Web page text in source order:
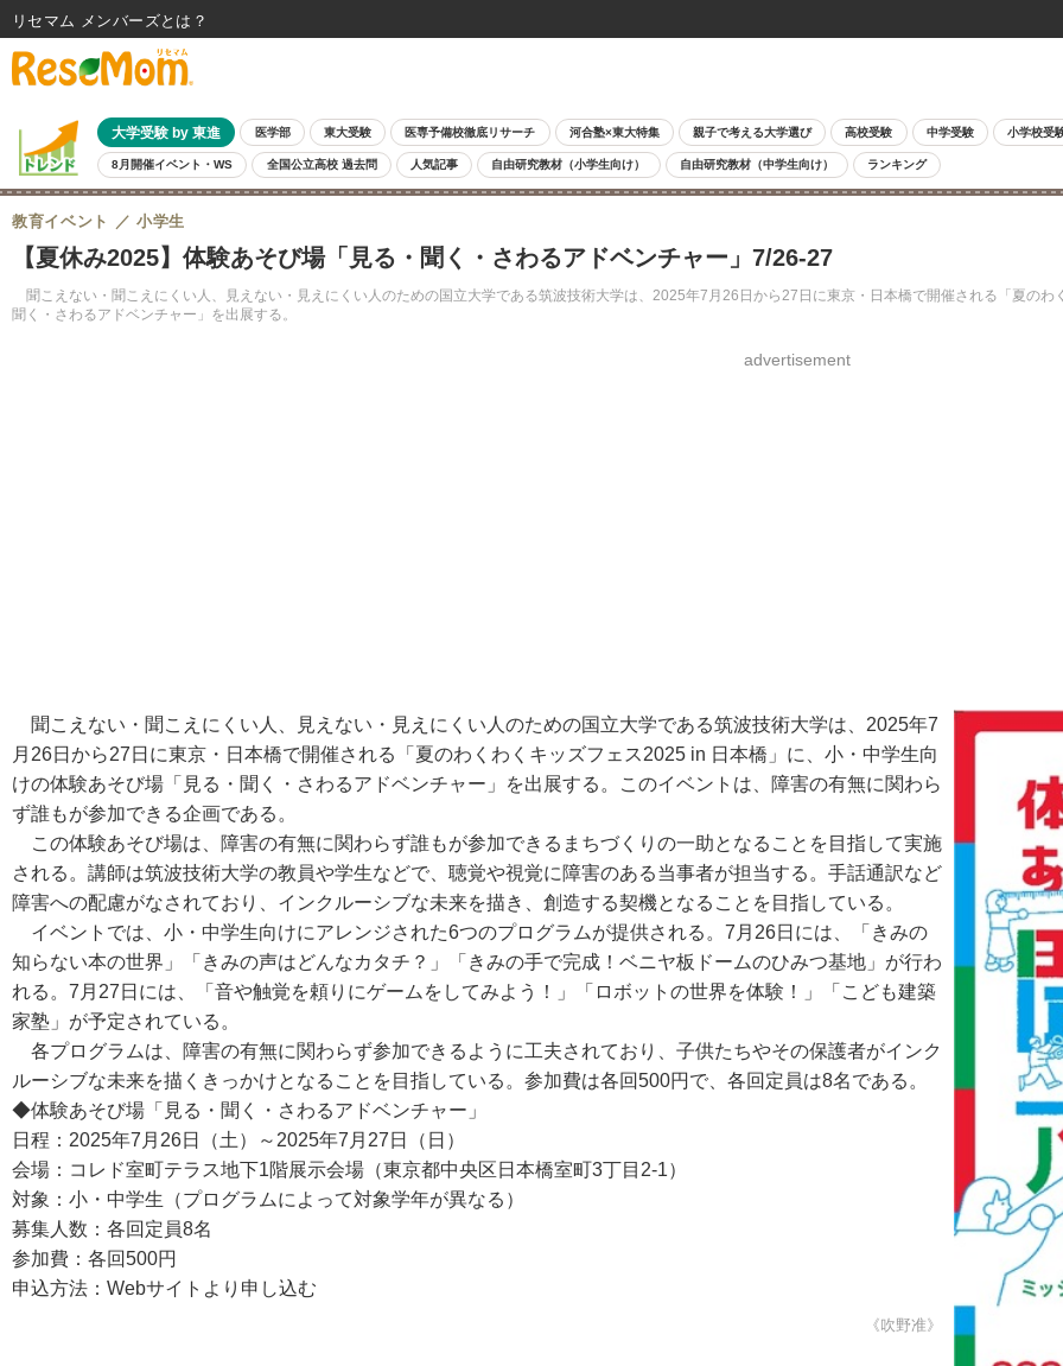
大学受験 by 東進 医学部 東大受験 医専予備校徹底リサーチ 河合塾×東大特集 親子で考える大学選び 高校受験 中学受験 小学校受
8月開催イベント・WS 全国公立高校 過去問 人気記事 自由研究教材（小学生向け） 自由研究教材（中学生向け） ランキング
【夏休み2025】体験あそび場「見る・聞く・さわるアドベンチャー」7/26-27
聞こえない・聞こえにくい人、見えない・見えにくい人のための国立大学である筑波技術大学は、2025年7月26日から27日に東京・日本橋で開催される「夏の
聞く・さわるアドベンチャー」を出展する。
教育イベント 小学生
advertisement
聞こえない・聞こえにくい人、見えない・見えにくい人のための国立大学である筑波技術大学は、2025年7
月26日から27日に東京・日本橋で開催される「夏のわくわくキッズフェス2025 in 日本橋」に、小・中学生向
けの体験あそび場「見る・聞く・さわるアドベンチャー」を出展する。このイベントは、障害の有無に関わら
ず誰もが参加できる企画である。
この体験あそび場は、障害の有無に関わらず誰もが参加できるまちづくりの一助となることを目指して実施
される。講師は筑波技術大学の教員や学生などで、聴覚や視覚に障害のある当事者が担当する。手話通訳など
障害への配慮がなされており、インクルーシブな未来を描き、創造する契機となることを目指している。
イベントでは、小・中学生向けにアレンジされた6つのプログラムが提供される。7月26日には、「きみの
知らない本の世界」「きみの声はどんなカタチ？」「きみの手で完成！ベニヤ板ドームのひみつ基地」が行わ
れる。7月27日には、「音や触覚を頼りにゲームをしてみよう！」「ロボットの世界を体験！」「こども建築
家塾」が予定されている。
各プログラムは、障害の有無に関わらず参加できるように工夫されており、子供たちやその保護者がインク
ルーシブな未来を描くきっかけとなることを目指している。参加費は各回500円で、各回定員は8名である。
◆体験あそび場「見る・聞く・さわるアドベンチャー」
日程：2025年7月26日（土）～2025年7月27日（日）
会場：コレド室町テラス地下1階展示会場（東京都中央区日本橋室町3丁目2-1）
対象：小・中学生（プログラムによって対象学年が異なる）
募集人数：各回定員8名
参加費：各回500円
申込方法：Webサイトより申し込む
《吹野准》
リセマム メンバーズ